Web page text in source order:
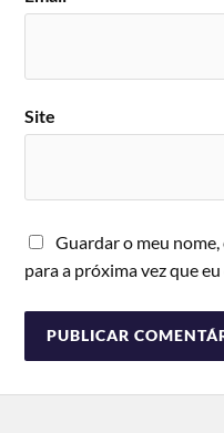
Site
Guardar o meu
para a próxima vez que